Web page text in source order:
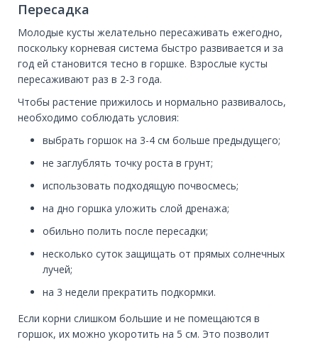
Пересадка
Молодые кусты желательно пересаживать ежегодно,
поскольку корневая система быстро развивается и за
год ей становится тесно в горшке. Взрослые кусты
пересаживают раз в 2-3 года.
Чтобы растение прижилось и нормально развивалось,
необходимо соблюдать условия:
выбрать горшок на 3-4 см больше предыдущего;
не заглублять точку роста в грунт;
использовать подходящую почвосмесь;
на дно горшка уложить слой дренажа;
обильно полить после пересадки;
несколько суток защищать от прямых солнечных
лучей;
на 3 недели прекратить подкормки.
Если корни слишком большие и не помещаются в
горшок, их можно укоротить на 5 см. Это позволит